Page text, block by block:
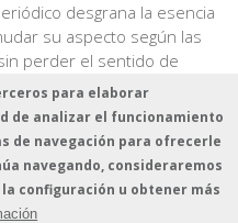
desgrana la esencia
su aspecto según las
perder el sentido de
para elaborar
de analizar el funcionamiento
de navegación para ofrecerle
navegando, consideraremos
configuración u obtener más